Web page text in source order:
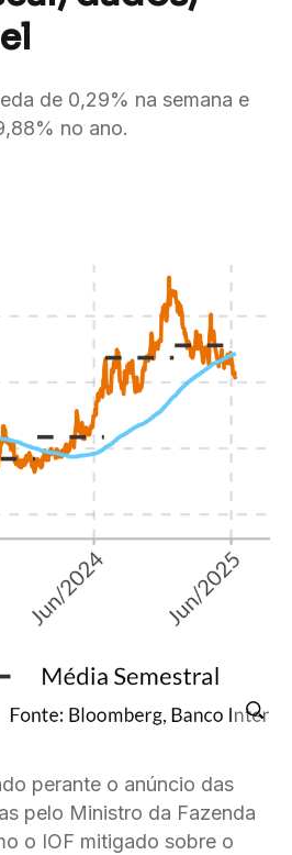
de 0,29% na semana e
no ano.
perante o anúncio das
pelo Ministro da Fazenda
o IOF mitigado sobre o